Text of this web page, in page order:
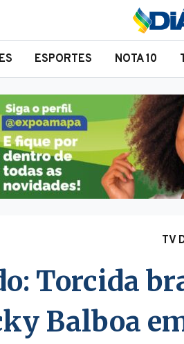
ESPORTES NOTA 10
TV
Torcida
Balboa